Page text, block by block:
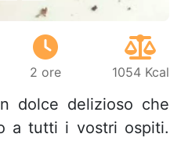
2 ore 1054 Kcal
dolce delizioso che
a tutti i vostri ospiti.